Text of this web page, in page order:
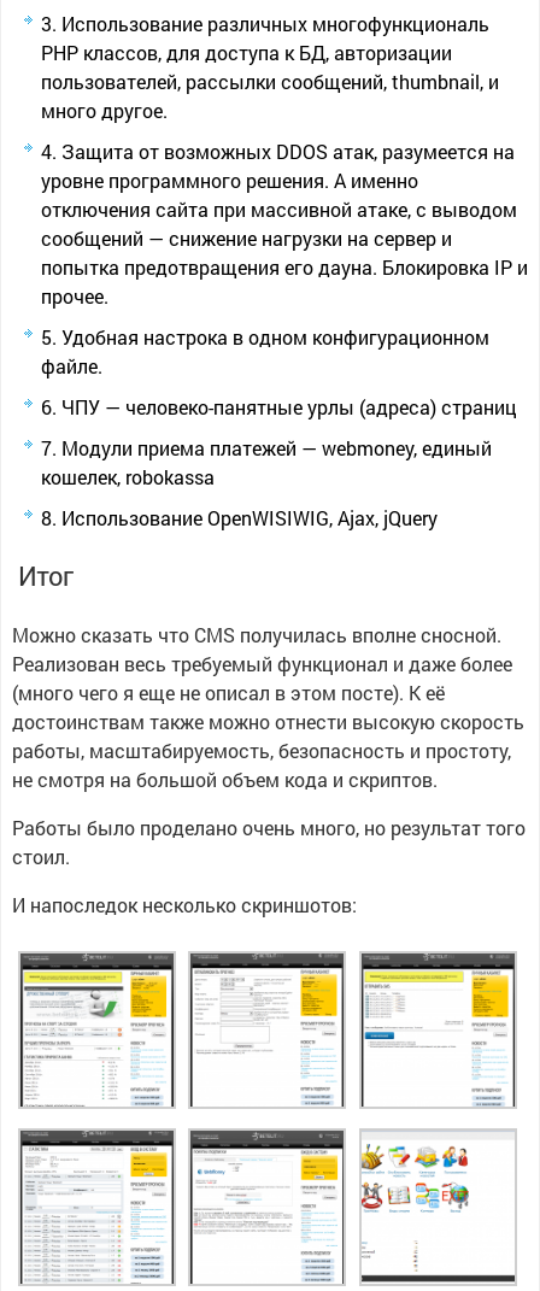
Использование различных многофункциональ
PHP классов, для доступа к БД, авторизации
пользователей, рассылки сообщений, thumbnail, и
много другое.
Защита от возможных DDOS атак, разумеется на
уровне программного решения. А именно
отключения сайта при массивной атаке, с выводом
сообщений — снижение нагрузки на сервер и
попытка предотвращения его дауна. Блокировка IP и
прочее.
Удобная настрока в одном конфигурационном
файле.
ЧПУ — человеко-панятные урлы (адреса) страниц
Модули приема платежей — webmoney, единый
кошелек, robokassa
Использование OpenWISIWIG, Ajax, jQuery
Итог
Можно сказать что CMS получилась вполне сносной.
Реализован весь требуемый функционал и даже более
(много чего я еще не описал в этом посте). К её
достоинствам также можно отнести высокую скорость
работы, масштабируемость, безопасность и простоту,
не смотря на большой объем кода и скриптов.
Работы было проделано очень много, но результат того
стоил.
И напоследок несколько скриншотов: